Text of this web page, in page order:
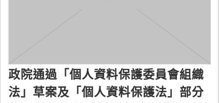
政院通過「個人資料保護委員會組織
法」草案及「個人資料保護法」部分